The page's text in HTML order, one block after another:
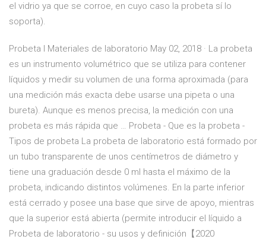
el vidrio ya que se corroe, en cuyo caso la probeta sí lo
soporta).
Probeta I Materiales de laboratorio May 02, 2018 · La probeta
es un instrumento volumétrico que se utiliza para contener
líquidos y medir su volumen de una forma aproximada (para
una medición más exacta debe usarse una pipeta o una
bureta). Aunque es menos precisa, la medición con una
probeta es más rápida que … Probeta - Que es la probeta -
Tipos de probeta La probeta de laboratorio está formado por
un tubo transparente de unos centímetros de diámetro y
tiene una graduación desde 0 ml hasta el máximo de la
probeta, indicando distintos volúmenes. En la parte inferior
está cerrado y posee una base que sirve de apoyo, mientras
que la superior está abierta (permite introducir el líquido a
Probeta de laboratorio - su usos y definición【2020